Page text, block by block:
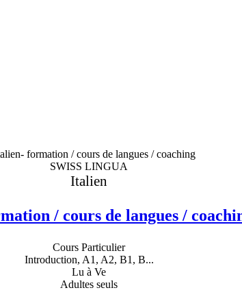
SWISS LINGUA
Italien
/ cours de langues /
Cours Particulier
Introduction, A1, A2, B1, B...
Lu à Ve
Adultes seuls